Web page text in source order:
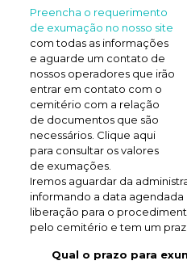
Preencha o requerimento
de exumação no nosso site
com todas as informações
e aguarde um contato de
nossos operadores que irão
entrar em contato com o
cemitério com a relação
de documentos que são
necessários. Clique aqui
para consultar os valores
de exumações.
Iremos aguardar da
informando a data agendada
liberação para o
pelo cemitério e tem um
Qual o prazo para